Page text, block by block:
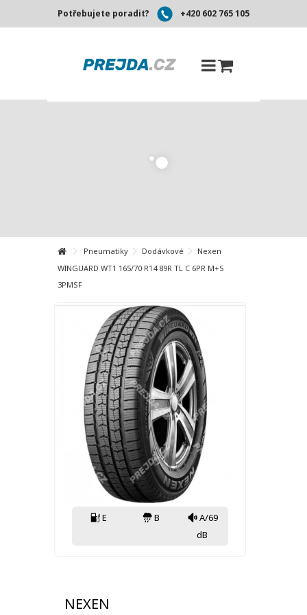
Potřebujete poradit? +420 602 765 105
Pneumatiky Dodávkové
Nexen
WINGUARD WT1 165/70 R14 89R TL C 6PR M+S
3PMSF
E B
A/69
dB
NEXEN